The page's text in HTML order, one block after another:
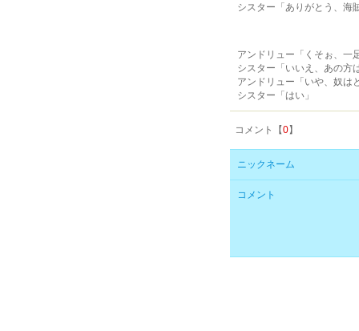
シスター「ありがとう、海
アンドリュー「くそぉ、一
シスター「いいえ、あの方
アンドリュー「いや、奴は
シスター「はい」
コメント【0】
ニックネーム
コメント